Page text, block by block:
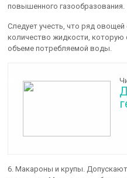
повышенного газообразования.
Следует учесть, что ряд
количество жидкости, которую
объеме потребляемой воды.
6. Макароны и крупы.